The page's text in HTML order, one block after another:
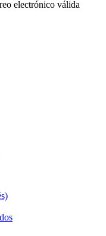
electrónico válida